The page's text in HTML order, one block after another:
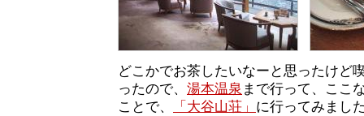
どこかでお茶したいなーと思ったけど
ったので、 湯本温泉 まで行って、ここ
ことで、
「大谷山荘」 に行ってみまし